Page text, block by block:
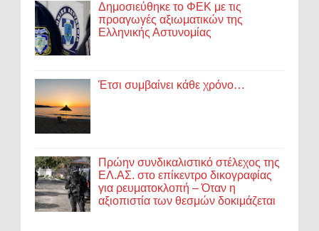
Δημοσιεύθηκε το ΦΕΚ με τις
προαγωγές αξιωματικών της
Ελληνικής Αστυνομίας
Έτσι συμβαίνει κάθε χρόνο…
Πρώην συνδικαλιστικό στέλεχος της
ΕΛ.ΑΣ. στο επίκεντρο δικογραφίας
για ρευματοκλοπή – Όταν η
αξιοπιστία των θεσμών δοκιμάζεται